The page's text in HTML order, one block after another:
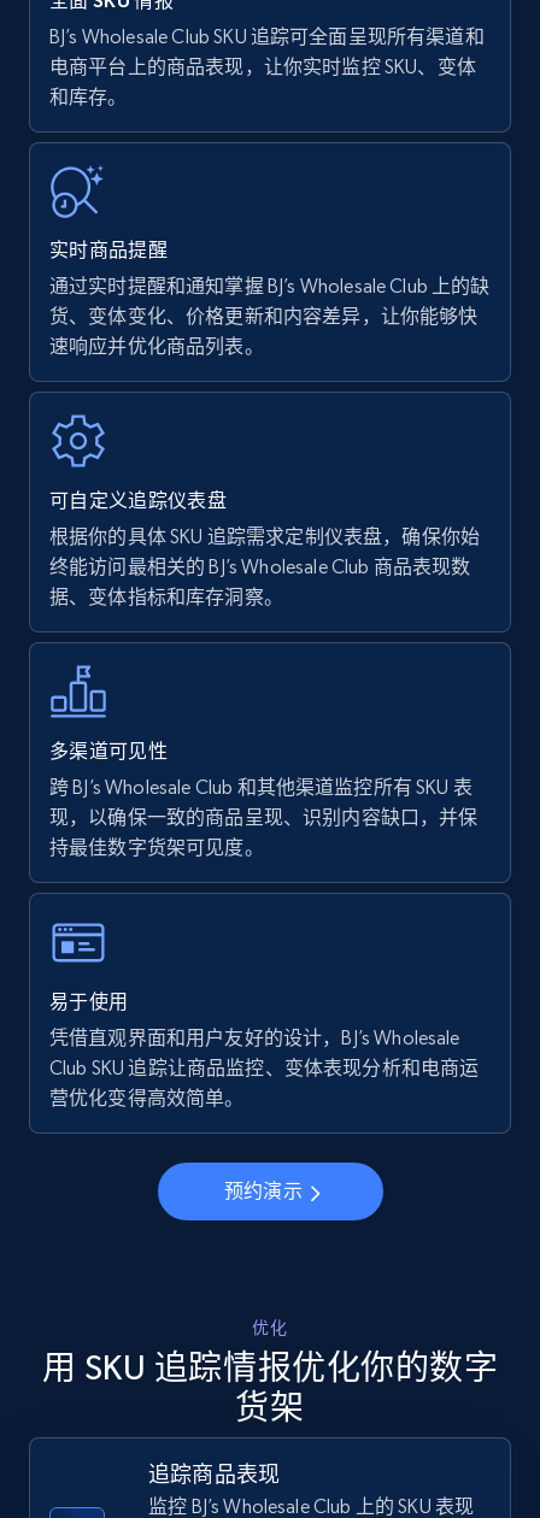
Amazon Reviews
URL, Product name, Product rating, Product
rating object, Product rating max, Rating,
Author name, Asin, and more.
Walmart - products
URL, Final price, Sku, Currency, Gtin,
Specifications, Image urls, Top reviews, and
more.
5.6K+ 875+
using specific category URL
URL, Final price, Sku, Currency, Gtin,
Specifications, Image urls, Top reviews, and
more.
5.6K+ 875+ 立即开始
Walmart - products - Collects products by
specific keywords
URL, Final price, Sku, Currency, Gtin,
Specifications, Image urls, Top reviews, and
more.
5.6K+ 875+
Walmart - products - Discover products by
Specifications, Image urls, Top reviews, and
more.
BJ’s Wholesale Club SKU 追踪可全面呈现所有渠道和
电商平台上的商品表现，让你实时监控 SKU、变体
和库存。
实时商品提醒
通过实时提醒和通知掌握 BJ’s Wholesale Club 上的缺
货、变体变化、价格更新和内容差异，让你能够快
速响应并优化商品列表。
可自定义追踪仪表盘
根据你的具体 SKU 追踪需求定制仪表盘，确保你始
终能访问最相关的 BJ’s Wholesale Club 商品表现数
据、变体指标和库存洞察。
多渠道可见性
跨 BJ’s Wholesale Club 和其他渠道监控所有 SKU 表
现，以确保一致的商品呈现、识别内容缺口，并保
持最佳数字货架可见度。
易于使用
凭借直观界面和用户友好的设计，BJ’s Wholesale
Club SKU 追踪让商品监控、变体表现分析和电商运
营优化变得高效简单。
预约演示
优化
用 SKU 追踪情报优化你的数字
货架
追踪商品表现
监控 BJ’s Wholesale Club 上的 SKU 表现